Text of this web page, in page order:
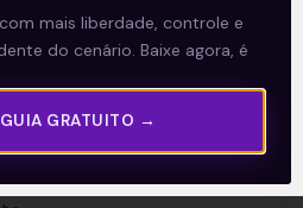
mais liberdade, controle e
do cenário. Baixe agora, é
GRATUITO →